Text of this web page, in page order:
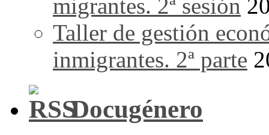
migrantes. 2ª sesión
Taller de gestión
inmigrantes. 2ª parte
Docugénero